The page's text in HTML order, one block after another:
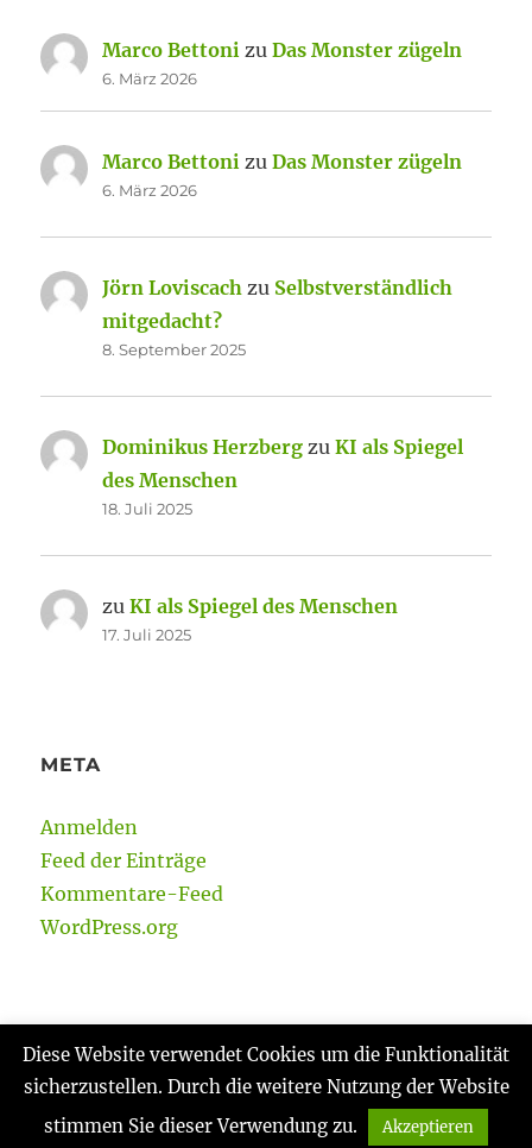
Marco Bettoni zuDas Monster zügeln
6. März 2026
Marco Bettoni zuDas Monster zügeln
6. März 2026
Jörn Loviscach zu Selbstverständlich
mitgedacht?
8. September 2025
Dominikus Herzberg zuKI als Spiegel
des Menschen
18. Juli 2025
zuKI als Spiegel des Menschen
17. Juli 2025
META
Anmelden
Feed der Einträge
Kommentare-Feed
WordPress.org
Gabi Reinmann Datenschutzerklärung
Stolz
präsentiert von WordPress
Diese Website verwendet Cookies um die Funktionalität
sicherzustellen. Durch die weitere Nutzung der Website
stimmen Sie dieser Verwendung zu.
Akzeptieren